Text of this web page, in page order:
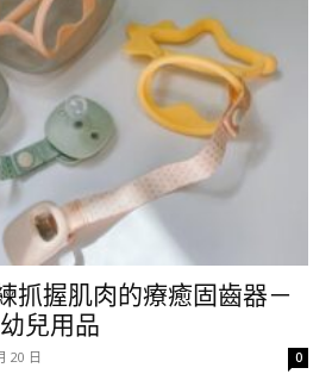
抓握肌肉的療癒固齒器－
兒用品
20 日 0